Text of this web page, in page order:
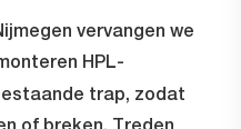
vervangen we
HPL-
trap, zodat